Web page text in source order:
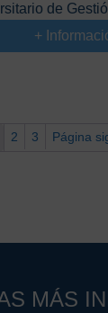
de
+
2 3 Página
MÁS